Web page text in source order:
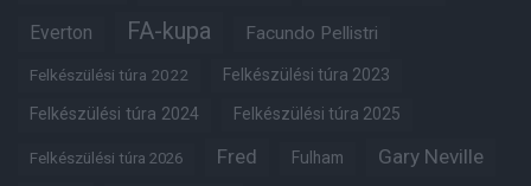
Everton FA-kupa Facundo Pellistri
Felkészülési túra 2022 Felkészülési túra 2023
Felkészülési túra 2024 Felkészülési túra 2025
Felkészülési túra 2026 Fred Fulham Gary Neville